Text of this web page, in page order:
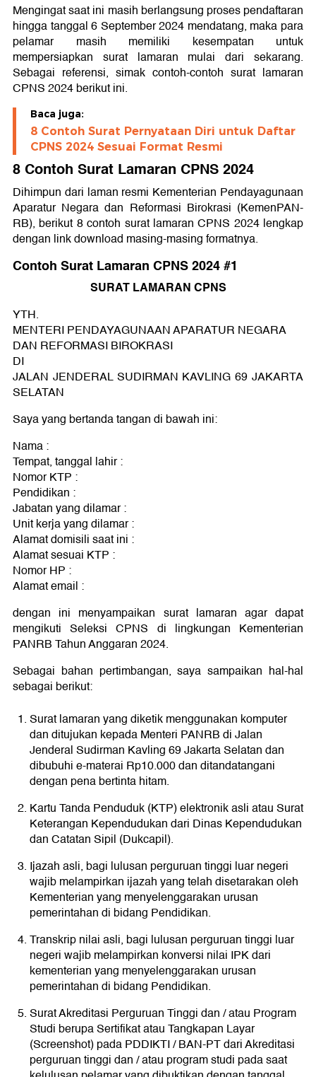
Mengingat saat ini masih berlangsung proses pendaftaran
hingga tanggal 6 September 2024 mendatang, maka para
pelamar masih memiliki kesempatan untuk
mempersiapkan surat lamaran mulai dari sekarang.
Sebagai referensi, simak contoh-contoh surat lamaran
CPNS 2024 berikut ini.
Baca juga:
8 Contoh Surat Pernyataan Diri untuk Daftar
CPNS 2024 Sesuai Format Resmi
8 Contoh Surat Lamaran CPNS 2024
Dihimpun dari laman resmi Kementerian Pendayagunaan
Aparatur Negara dan Reformasi Birokrasi (KemenPAN-
RB), berikut 8 contoh surat lamaran CPNS 2024 lengkap
dengan link download masing-masing formatnya.
Contoh Surat Lamaran CPNS 2024 #1
SURAT LAMARAN CPNS
YTH.
MENTERI PENDAYAGUNAAN APARATUR NEGARA
DAN REFORMASI BIROKRASI
DI
JALAN JENDERAL SUDIRMAN KAVLING 69 JAKARTA
SELATAN
Saya yang bertanda tangan di bawah ini:
Nama :
Tempat, tanggal lahir :
Nomor KTP :
Pendidikan :
Jabatan yang dilamar :
Unit kerja yang dilamar :
Alamat domisili saat ini :
Alamat sesuai KTP :
Nomor HP :
Alamat email :
dengan ini menyampaikan surat lamaran agar dapat
mengikuti Seleksi CPNS di lingkungan Kementerian
PANRB Tahun Anggaran 2024.
Sebagai bahan pertimbangan, saya sampaikan hal-hal
sebagai berikut:
Surat lamaran yang diketik menggunakan komputer
dan ditujukan kepada Menteri PANRB di Jalan
Jenderal Sudirman Kavling 69 Jakarta Selatan dan
dibubuhi e-materai Rp10.000 dan ditandatangani
dengan pena bertinta hitam.
Kartu Tanda Penduduk (KTP) elektronik asli atau Surat
Keterangan Kependudukan dari Dinas Kependudukan
dan Catatan Sipil (Dukcapil).
Ijazah asli, bagi lulusan perguruan tinggi luar negeri
wajib melampirkan ijazah yang telah disetarakan oleh
Kementerian yang menyelenggarakan urusan
pemerintahan di bidang Pendidikan.
Transkrip nilai asli, bagi lulusan perguruan tinggi luar
negeri wajib melampirkan konversi nilai IPK dari
kementerian yang menyelenggarakan urusan
pemerintahan di bidang Pendidikan.
Surat Akreditasi Perguruan Tinggi dan / atau Program
Studi berupa Sertifikat atau Tangkapan Layar
(Screenshot) pada PDDIKTI / BAN-PT dari Akreditasi
perguruan tinggi dan / atau program studi pada saat